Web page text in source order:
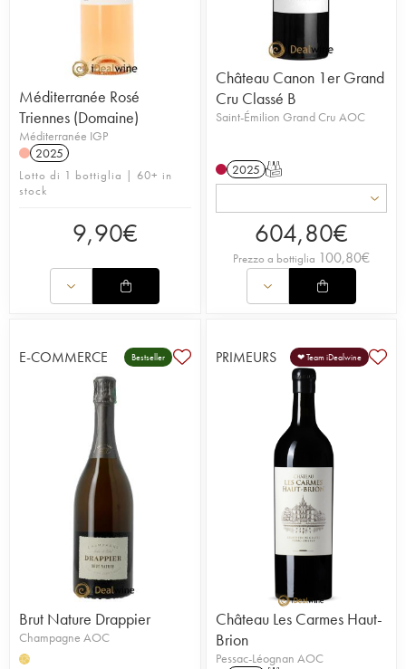
Méditerranée Rosé
Triennes (Domaine)
Méditerranée IGP
2025
Lotto di 1 bottiglia | 60+ in
stock
9,90€
Château Canon 1er Grand
Cru Classé B
Saint-Émilion Grand Cru AOC
2025 T
604,80€
Prezzo a bottiglia 100,80€
E-COMMERCE Bestseller
Brut Nature Drappier
Champagne AOC
H
PRIMEURS ❤ Team iDealwine
Château Les Carmes Haut-
Brion
Pessac-Léognan AOC